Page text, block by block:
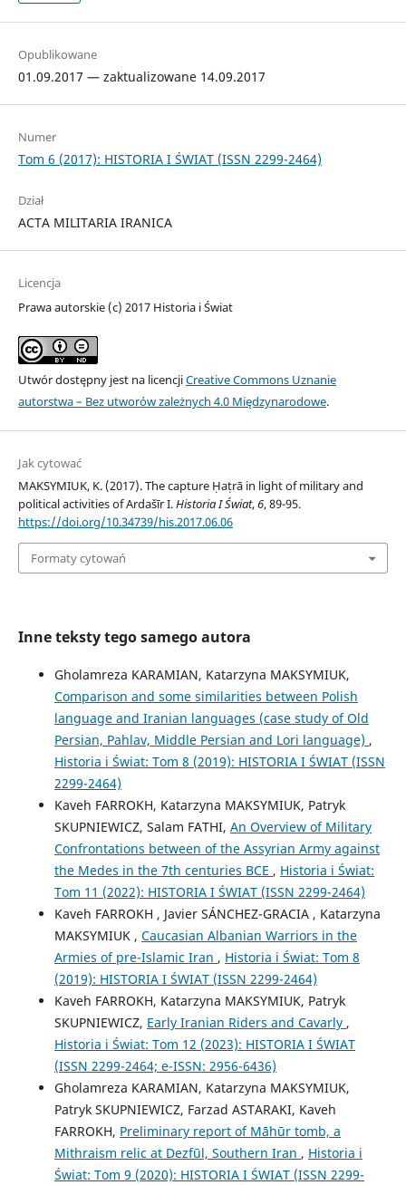
Opublikowane
01.09.2017 — zaktualizowane 14.09.2017
Numer
Tom 6 (2017): HISTORIA I ŚWIAT (ISSN 2299-2464)
Dział
ACTA MILITARIA IRANICA
Licencja
Prawa autorskie (c) 2017 Historia i Świat
Utwór dostępny jest na licencjiCreative Commons Uznanie
autorstwa – Bez utworów zależnych 4.0 Międzynarodowe.
Jak cytować
MAKSYMIUK, K. (2017). The capture Ḥaṭrā in light of military and
political activities of Ardašīr I.Historia I Świat,6, 89-95.
https://doi.org/10.34739/his.2017.06.06
Formaty cytowań
Inne teksty tego samego autora
Gholamreza KARAMIAN, Katarzyna MAKSYMIUK,
Comparison and some similarities between Polish
language and Iranian languages (case study of Old
Persian, Pahlav, Middle Persian and Lori language) ,
Historia i Świat: Tom 8 (2019): HISTORIA I ŚWIAT (ISSN
2299-2464)
Kaveh FARROKH, Katarzyna MAKSYMIUK, Patryk
SKUPNIEWICZ, Salam FATHI, An Overview of Military
Confrontations between of the Assyrian Army against
the Medes in the 7th centuries BCE , Historia i Świat:
Tom 11 (2022): HISTORIA I ŚWIAT (ISSN 2299-2464)
Kaveh FARROKH , Javier SÁNCHEZ-GRACIA , Katarzyna
MAKSYMIUK , Caucasian Albanian Warriors in the
Armies of pre-Islamic Iran , Historia i Świat: Tom 8
(2019): HISTORIA I ŚWIAT (ISSN 2299-2464)
Kaveh FARROKH, Katarzyna MAKSYMIUK, Patryk
SKUPNIEWICZ, Early Iranian Riders and Cavarly ,
Historia i Świat: Tom 12 (2023): HISTORIA I ŚWIAT
(ISSN 2299-2464; e-ISSN: 2956-6436)
Gholamreza KARAMIAN, Katarzyna MAKSYMIUK,
Patryk SKUPNIEWICZ, Farzad ASTARAKI, Kaveh
FARROKH, Preliminary report of Māhūr tomb, a
Mithraism relic at Dezfūl, Southern Iran , Historia i
Świat: Tom 9 (2020): HISTORIA I ŚWIAT (ISSN 2299-